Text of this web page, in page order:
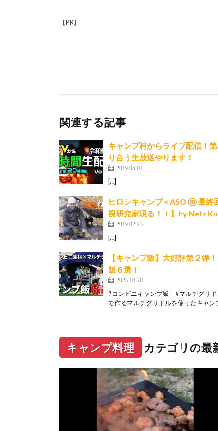
【PR】
関連する記事
キャンプ村からライブ配信！
り合う生放送やります！
2019.05.04
[…]
ヒロシキャンプ × ASO ⑩ 最終
視研究家現る！！】by Netz
2019.02.23
[…]
【キャンプ飯】大好評第２弾
飯６選！
2023.10.20
#コンビニキャンプ飯 #マルチグリド
で作るマルチグリドルを使ったキャ
キャンプ料理 カテゴリの最